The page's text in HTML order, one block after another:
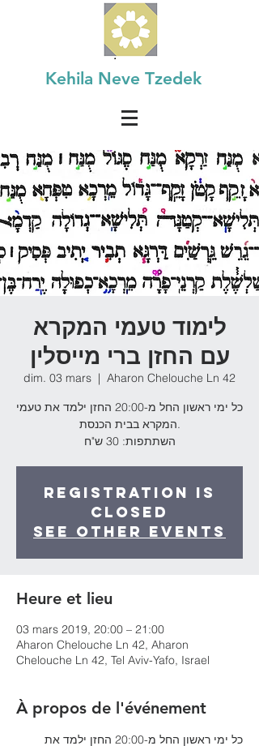
Kehila Neve Tzedek
לימוד טעמי המקרא
עם החזן ברי מייסלין
dim. 03 mars
  |
Aharon Chelouche Ln 42
כל ימי ראשון החל מ-20:00 החזן ילמד את טעמי
המקרא בבית הכנסת.
השתתפות: 30 ש"ח
Registration is
Closed
See other events
Heure et lieu
03 mars 2019, 20:00 – 21:00
Aharon Chelouche Ln 42, Aharon
Chelouche Ln 42, Tel Aviv-Yafo, Israel
À propos de l'événement
כל ימי ראשון החל מ-20:00 החזן ילמד את